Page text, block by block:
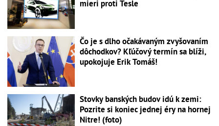
mieri proti Tesle
Čo je s dlho očakávaným zvyšovaním
dôchodkov? Kľúčový termín sa blíži,
upokojuje Erik Tomáš!
Stovky banských budov idú k zemi:
Pozrite si koniec jednej éry na hornej
Nitre! (foto)